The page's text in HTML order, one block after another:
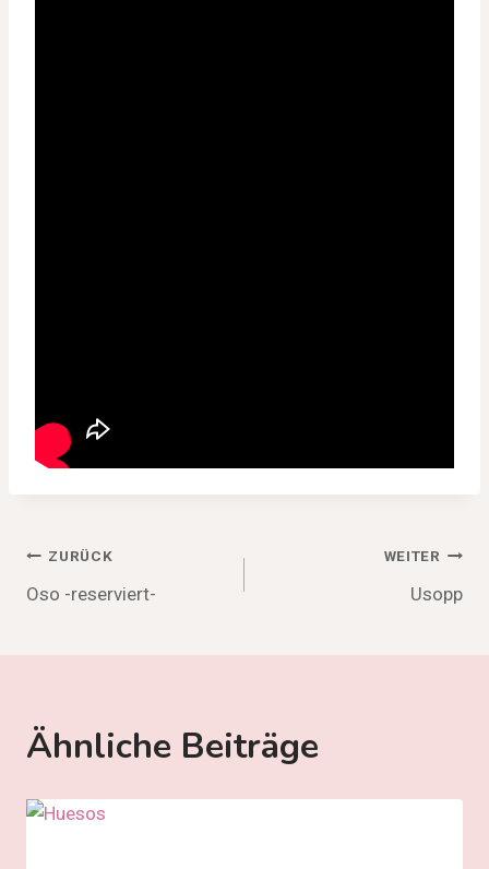
Beitragsnavigation
ZURÜCK
Oso -reserviert-
WEITER
Usopp
Ähnliche Beiträge